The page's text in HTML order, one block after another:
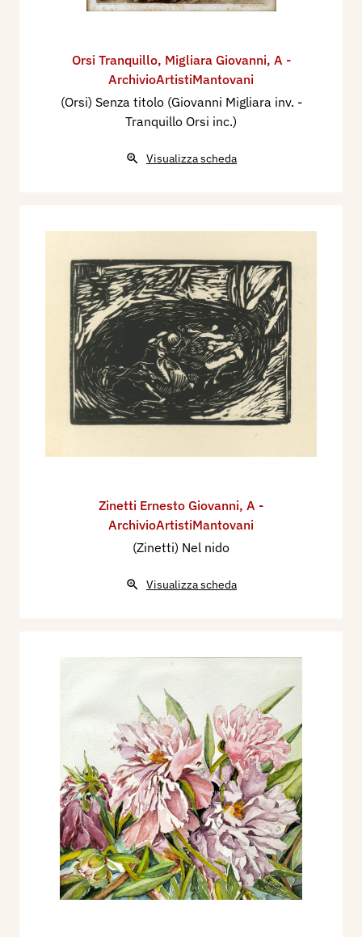
Orsi Tranquillo, Migliara Giovanni, A -
ArchivioArtistiMantovani
(Orsi) Senza titolo (Giovanni Migliara inv. -
Tranquillo Orsi inc.)
Visualizza scheda
Zinetti Ernesto Giovanni, A -
ArchivioArtistiMantovani
(Zinetti) Nel nido
Visualizza scheda